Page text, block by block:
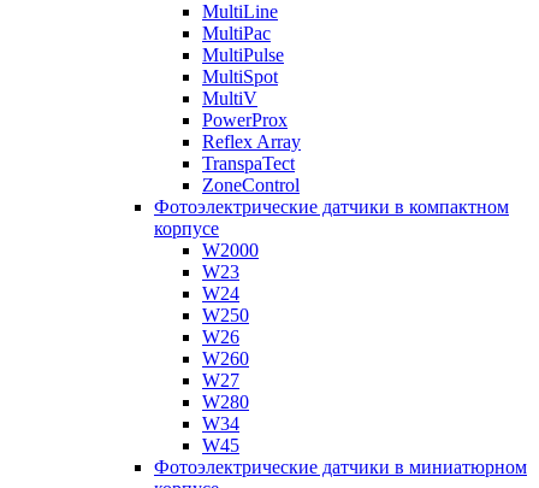
MultiLine
MultiPac
MultiPulse
MultiSpot
MultiV
PowerProx
Reflex Array
TranspaTect
ZoneControl
Фотоэлектрические датчики в компактном
корпусе
W2000
W23
W24
W250
W26
W260
W27
W280
W34
W45
Фотоэлектрические датчики в миниатюрном